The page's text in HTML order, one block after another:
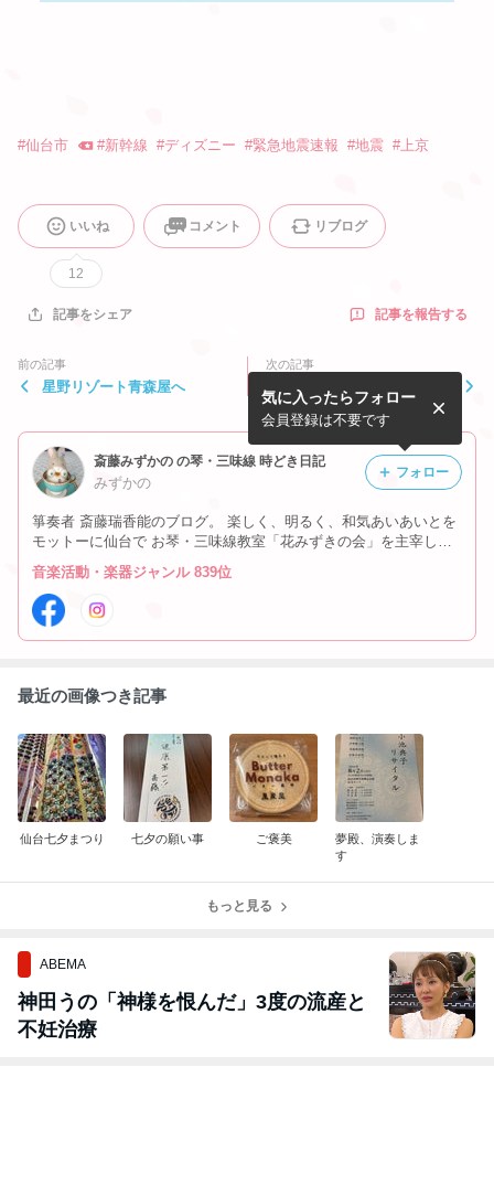
#仙台市 #新幹線 #ディズニー #緊急地震速報 #地震 #上京
いいね
12
コメント リブログ
記事をシェア 記事を報告する
前の記事
星野リゾート青森屋へ
次の記事
斎藤みずかの の琴・三味線 時どき日記
みずかの
箏奏者 斎藤瑞香能のブログ。 楽しく、明るく、和気あいあいとを
モットーに仙台で お琴・三味線教室「花みずきの会」を主宰して
います。 仙台、東京を中心に演奏活動中。 日々の出来事や思った
こと、教室の様子、 演奏活動など時々書いています。
気に入ったらフォロー
会員登録は不要です
フォロー
音楽活動・楽器ジャンル 839位
最近の画像つき記事
仙台七夕まつり 七夕の願い事 ご褒美
夢殿、演奏しま
す
もっと見る
ABEMA
神田うの「神様を恨んだ」3度の流産と
不妊治療